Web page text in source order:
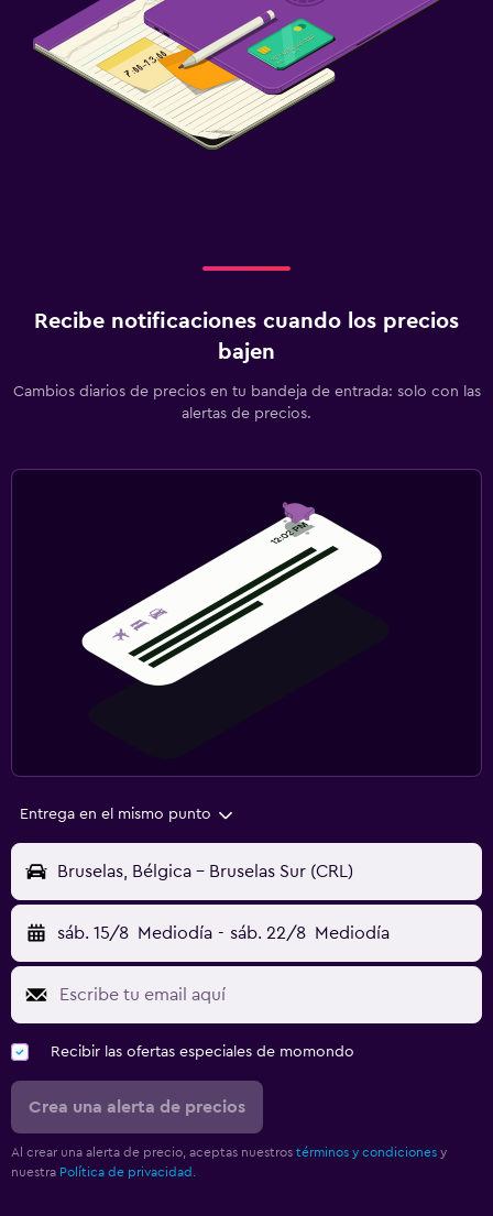
Recibe notificaciones cuando los precios
bajen
Cambios diarios de precios en tu bandeja de entrada: solo con las
alertas de precios.
Entrega en el mismo punto
Bruselas, Bélgica - Bruselas Sur (CRL)
sáb. 15/8 Mediodía - sáb. 22/8 Mediodía
Recibir las ofertas especiales de momondo
Crea una alerta de precios
Al crear una alerta de precio, aceptas nuestros términos y condiciones y
nuestra Política de privacidad.